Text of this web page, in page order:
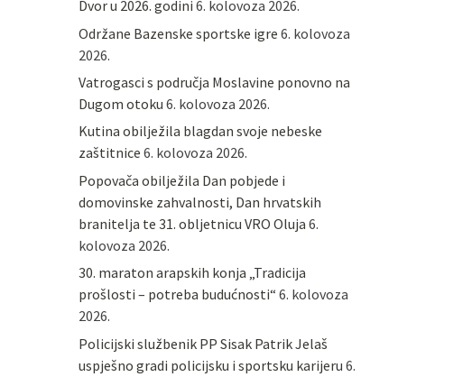
Dvor u 2026. godini 6. kolovoza 2026.
Održane Bazenske sportske igre 6. kolovoza
2026.
Vatrogasci s područja Moslavine ponovno na
Dugom otoku 6. kolovoza 2026.
Kutina obilježila blagdan svoje nebeske
zaštitnice 6. kolovoza 2026.
Popovača obilježila Dan pobjede i
domovinske zahvalnosti, Dan hrvatskih
branitelja te 31. obljetnicu VRO Oluja 6.
kolovoza 2026.
30. maraton arapskih konja „Tradicija
prošlosti – potreba budućnosti“ 6. kolovoza
2026.
Policijski službenik PP Sisak Patrik Jelaš
uspješno gradi policijsku i sportsku karijeru 6.